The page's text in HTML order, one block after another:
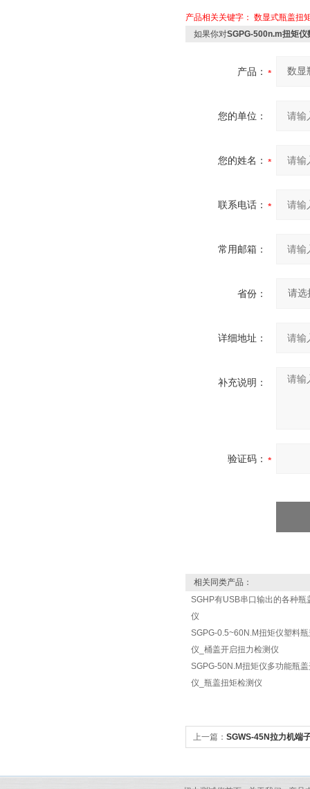
产品相关关键字： 数显式瓶盖扭
如果你对SGPG-500n.m扭矩仪
产品：
您的单位：
您的姓名：
联系电话：
常用邮箱：
省份：
详细地址：
补充说明：
验证码：
相关同类产品：
SGHP有USB串口输出的各种瓶
仪
SGPG-0.5~60N.M扭矩仪塑料
仪_桶盖开启扭力检测仪
SGPG-50N.M扭矩仪多功能瓶
仪_瓶盖扭矩检测仪
上一篇： SGWS-45N拉力机端